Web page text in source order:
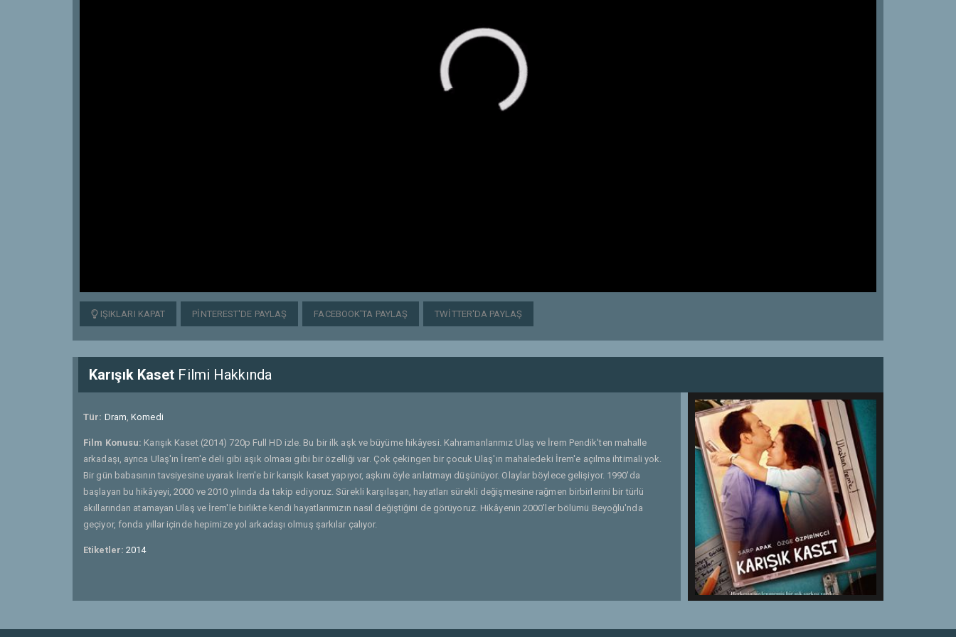
IŞIKLARI KAPAT PINTEREST'DE PAYLAŞ FACEBOOK'TA PAYLAŞ TWITTER'DA PAYLAŞ
Karışık Kaset Filmi Hakkında
Tür: Dram,Komedi
Film Konusu: Karışık Kaset (2014) 720p Full HD izle. Bu bir ilk aşk ve büyüme hikâyesi. Kahramanlarımız Ulaş ve İrem Pendik'ten mahalle
arkadaşı, ayrıca Ulaş'ın İrem'e deli gibi aşık olması gibi bir özelliği var. Çok çekingen bir çocuk Ulaş'ın mahaledeki İrem'e açılma ihtimali yok.
Bir gün babasının tavsiyesine uyarak İrem'e bir karışık kaset yapıyor, aşkını öyle anlatmayı düşünüyor. Olaylar böylece gelişiyor. 1990'da
başlayan bu hikâyeyi, 2000 ve 2010 yılında da takip ediyoruz. Sürekli karşılaşan, hayatları sürekli değişmesine rağmen birbirlerini bir türlü
akıllarından atamayan Ulaş ve İrem'le birlikte kendi hayatlarımızın nasıl değiştiğini de görüyoruz. Hikâyenin 2000'ler bölümü Beyoğlu'nda
geçiyor, fonda yıllar içinde hepimize yol arkadaşı olmuş şarkılar çalıyor.
Etiketler:2014